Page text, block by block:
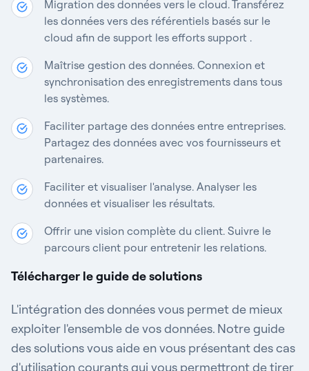
Migration des données vers le cloud. Transférez
les données vers des référentiels basés sur le
cloud afin de support les efforts support .
Maîtrise gestion des données. Connexion et
synchronisation des enregistrements dans tous
les systèmes.
Faciliter partage des données entre entreprises.
Partagez des données avec vos fournisseurs et
partenaires.
Faciliter et visualiser l'analyse. Analyser les
données et visualiser les résultats.
Offrir une vision complète du client. Suivre le
parcours client pour entretenir les relations.
Télécharger le guide de solutions
L'intégration des données vous permet de mieux
exploiter l'ensemble de vos données. Notre guide
des solutions vous aide en vous présentant des cas
d'utilisation courants qui vous permettront de tirer